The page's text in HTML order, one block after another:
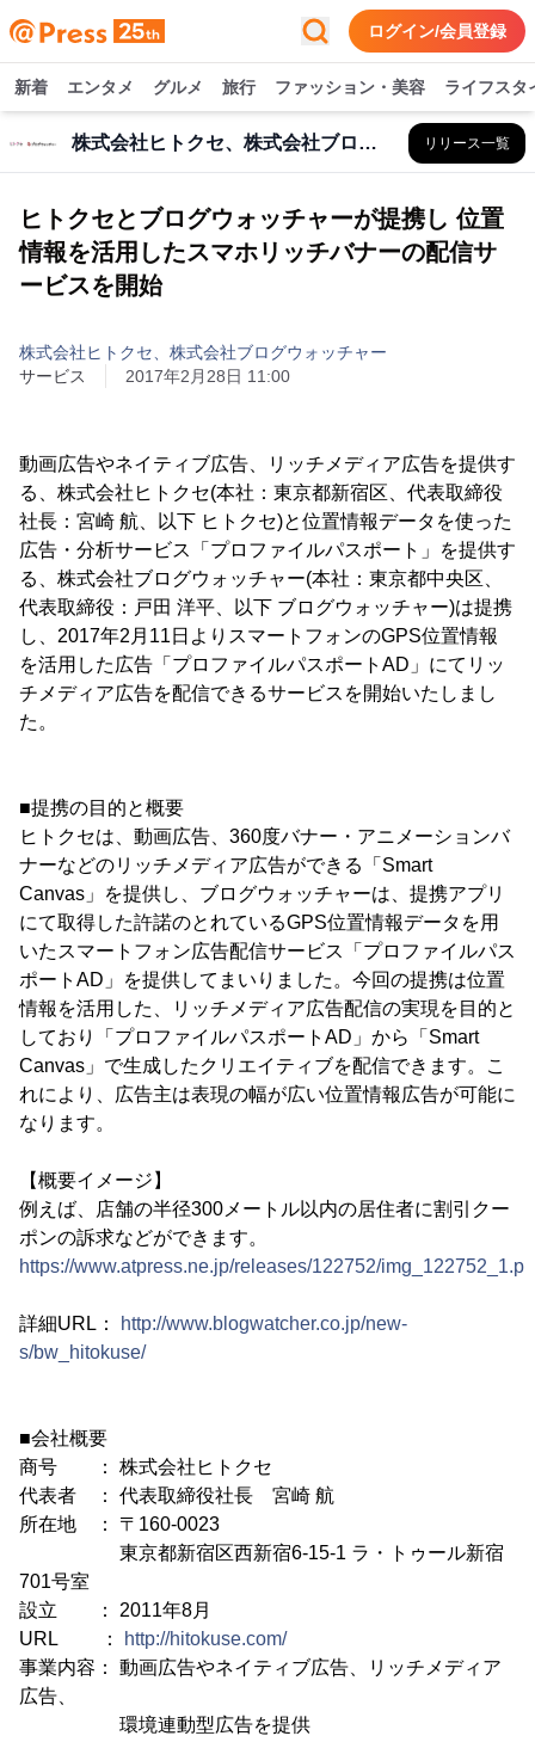
ログイン/会員登録
新着 エンタメ グルメ 旅行 ファッション・美容 ライフスタ
株式会社ヒトクセ、株式会社ブログウォッチャー リリース一覧
ヒトクセとブログウォッチャーが提携し 位置
情報を活用したスマホリッチバナーの配信サ
ービスを開始
株式会社ヒトクセ、株式会社ブログウォッチャー
サービス
2017年2月28日 11:00
動画広告やネイティブ広告、リッチメディア広告を提供す
る、株式会社ヒトクセ(本社：東京都新宿区、代表取締役
社長：宮崎 航、以下 ヒトクセ)と位置情報データを使った
広告・分析サービス「プロファイルパスポート」を提供す
る、株式会社ブログウォッチャー(本社：東京都中央区、
代表取締役：戸田 洋平、以下 ブログウォッチャー)は提携
し、2017年2月11日よりスマートフォンのGPS位置情報
を活用した広告「プロファイルパスポートAD」にてリッ
チメディア広告を配信できるサービスを開始いたしまし
た。
■提携の目的と概要
ヒトクセは、動画広告、360度バナー・アニメーションバ
ナーなどのリッチメディア広告ができる「Smart
Canvas」を提供し、ブログウォッチャーは、提携アプリ
にて取得した許諾のとれているGPS位置情報データを用
いたスマートフォン広告配信サービス「プロファイルパス
ポートAD」を提供してまいりました。今回の提携は位置
情報を活用した、リッチメディア広告配信の実現を目的と
しており「プロファイルパスポートAD」から「Smart
Canvas」で生成したクリエイティブを配信できます。こ
れにより、広告主は表現の幅が広い位置情報広告が可能に
なります。
【概要イメージ】
例えば、店舗の半径300メートル以内の居住者に割引クー
ポンの訴求などができます。
https://www.atpress.ne.jp/releases/122752/
詳細URL：
http://www.blogwatcher.co.jp/new-
s/bw_hitokuse/
■会社概要
商号 ： 株式会社ヒトクセ
代表者 ： 代表取締役社長 宮崎 航
所在地 ： 〒160-0023
東京都新宿区西新宿6-15-1 ラ・トゥール新宿
701号室
設立 ： 2011年8月
URL ：
http://hitokuse.com/
事業内容： 動画広告やネイティブ広告、リッチメディア
広告、
環境連動型広告を提供